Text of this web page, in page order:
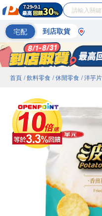
宅配 到店取貨
首頁 / 飲料零食 / 休閒零食 / 洋芋